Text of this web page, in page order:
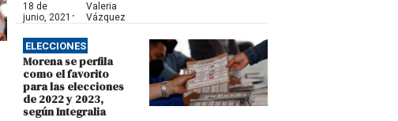
18 de
junio, 2021 ·
Valeria
Vázquez
ELECCIONES
Morena se perfila
como el favorito
para las elecciones
de 2022 y 2023,
según Integralia